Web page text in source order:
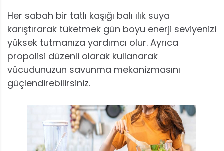
Her sabah bir tatlı kaşığı balı ılık suya
karıştırarak tüketmek gün boyu enerji seviyenizi
yüksek tutmanıza yardımcı olur. Ayrıca
propolisi düzenli olarak kullanarak
vücudunuzun savunma mekanizmasını
güçlendirebilirsiniz.